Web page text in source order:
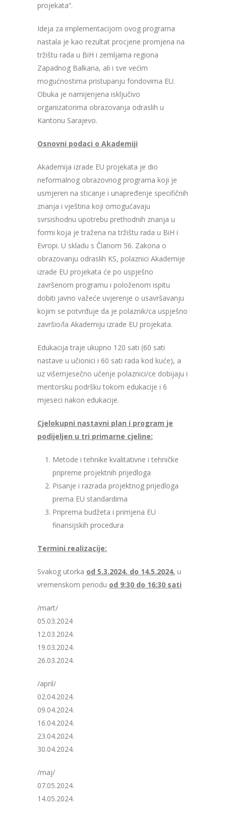
projekata“.
Ideja za implementacijom ovog programa
nastala je kao rezultat procjene promjena na
tržištu rada u BiH i zemljama regiona
Zapadnog Balkana, ali i sve većim
mogućnostima pristupanju fondovima EU.
Obuka je namijenjena isključivo
organizatorima obrazovanja odraslih u
Kantonu Sarajevo.
Osnovni podaci o Akademiji
Akademija izrade EU projekata je dio
neformalnog obrazovnog programa koji je
usmjeren na sticanje i unapređenje specifičnih
znanja i vještina koji omogućavaju
svrsishodnu upotrebu prethodnih znanja u
formi koja je tražena na tržištu rada u BiH i
Evropi. U skladu s Članom 56. Zakona o
obrazovanju odraslih KS, polaznici Akademije
izrade EU projekata će po uspješno
završenom programu i položenom ispitu
dobiti javno važeće uvjerenje o usavršavanju
kojim se potvrđuje da je polaznik/ca uspješno
završio/la Akademiju izrade EU projekata.
Edukacija traje ukupno 120 sati (60 sati
nastave u učionici i 60 sati rada kod kuće), a
uz višemjesečno učenje polaznici/ce dobijaju i
mentorsku podršku tokom edukacije i 6
mjeseci nakon edukacije.
Cjelokupni nastavni plan i program je
podijeljen u tri primarne cjeline:
Metode i tehnike kvalitativne i tehničke
pripreme projektnih prijedloga
Pisanje i razrada projektnog prijedloga
prema EU standardima
Priprema budžeta i primjena EU
finansijskih procedura
Termini realizacije:
Svakog utorka od 5.3.2024. do 14.5.2024. u
vremenskom periodu od 9:30 do 16:30 sati
/mart/
05.03.2024
12.03.2024.
19.03.2024.
26.03.2024.
/april/
02.04.2024.
09.04.2024.
16.04.2024.
23.04.2024.
30.04.2024.
/maj/
07.05.2024.
14.05.2024.